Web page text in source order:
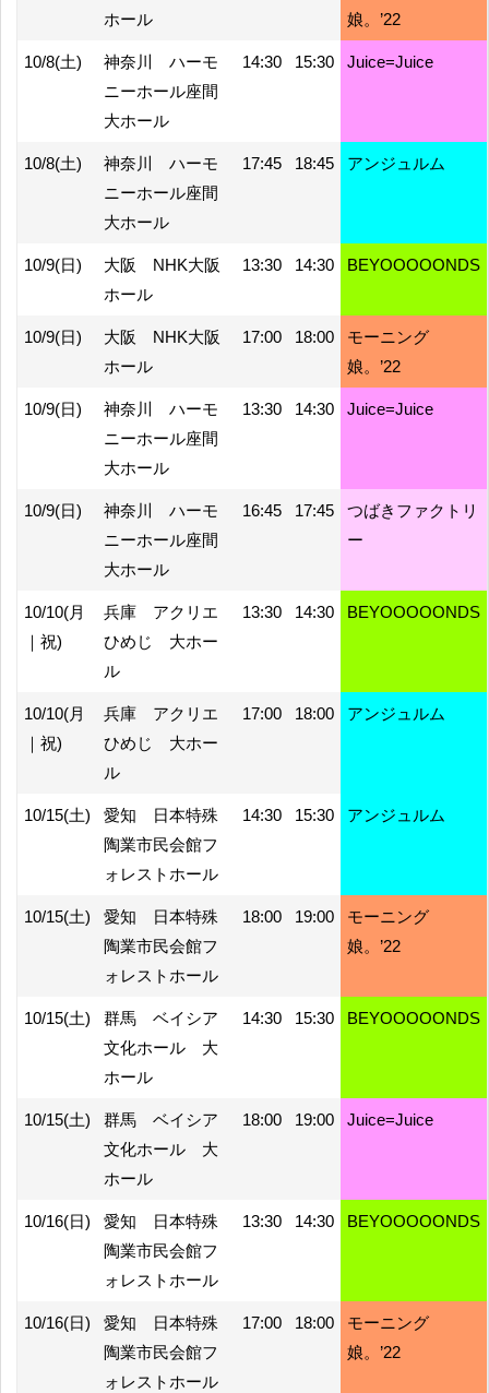
ホール
娘。’22
10/8(土)
神奈川 ハーモ
ニーホール座間
大ホール
14:30 15:30 Juice=Juice
10/8(土)
神奈川 ハーモ
ニーホール座間
大ホール
17:45 18:45 アンジュルム
10/9(日)
大阪 NHK大阪
ホール
13:30 14:30 BEYOOOOONDS
10/9(日)
大阪 NHK大阪
ホール
17:00 18:00
モーニング
娘。’22
10/9(日)
神奈川 ハーモ
ニーホール座間
大ホール
13:30 14:30 Juice=Juice
10/9(日)
神奈川 ハーモ
ニーホール座間
大ホール
16:45 17:45
つばきファクトリ
ー
10/10(月
｜祝)
兵庫 アクリエ
ひめじ 大ホー
ル
13:30 14:30 BEYOOOOONDS
10/10(月
｜祝)
兵庫 アクリエ
ひめじ 大ホー
ル
17:00 18:00 アンジュルム
10/15(土)
愛知 日本特殊
陶業市民会館フ
ォレストホール
14:30 15:30 アンジュルム
10/15(土)
愛知 日本特殊
陶業市民会館フ
ォレストホール
18:00 19:00
モーニング
娘。’22
10/15(土)
群馬 ベイシア
文化ホール 大
ホール
14:30 15:30 BEYOOOOONDS
10/15(土)
群馬 ベイシア
文化ホール 大
ホール
18:00 19:00 Juice=Juice
10/16(日)
愛知 日本特殊
陶業市民会館フ
ォレストホール
13:30 14:30 BEYOOOOONDS
10/16(日)
愛知 日本特殊
陶業市民会館フ
ォレストホール
17:00 18:00
モーニング
娘。’22